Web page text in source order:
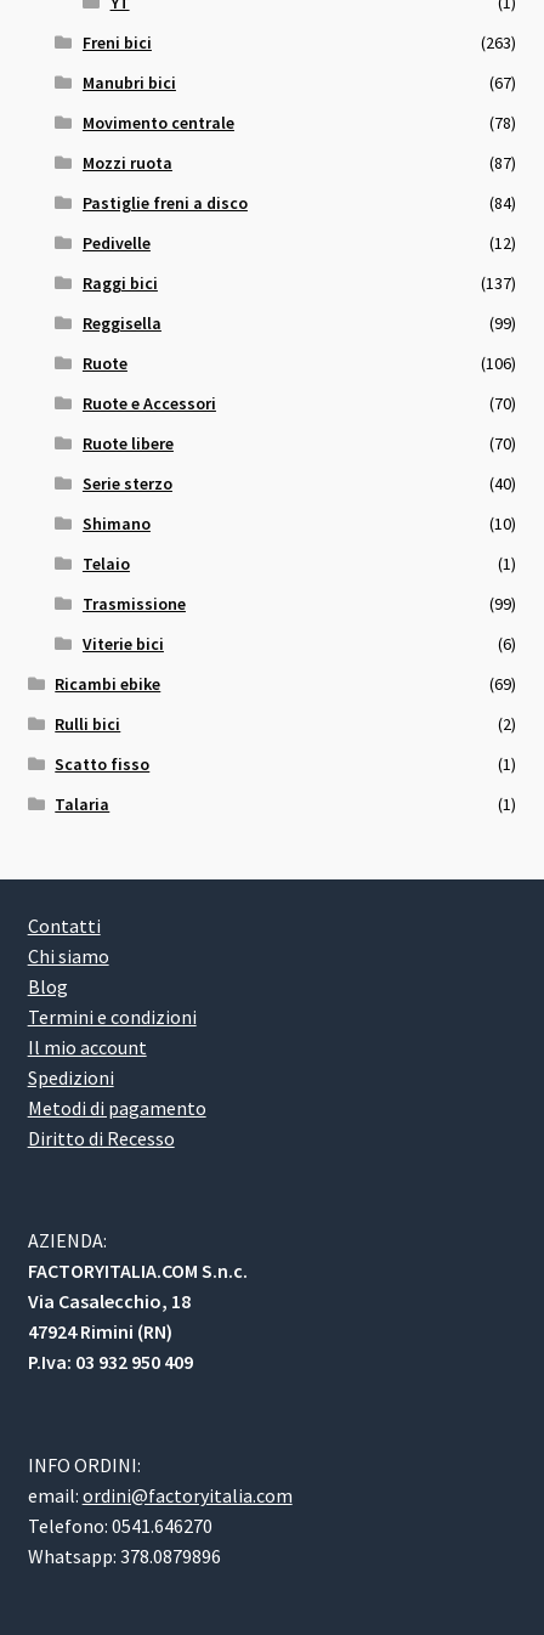
Freni bici
(263)
Manubri bici
(67)
Movimento centrale
(78)
Mozzi ruota
(87)
Pastiglie freni a disco
(84)
Pedivelle
(12)
Raggi bici
(137)
Reggisella
(99)
Ruote
(106)
Ruote e Accessori
(70)
Ruote libere
(70)
Serie sterzo
(40)
Shimano
(10)
Telaio
(1)
Trasmissione
(99)
Viterie bici
(6)
Ricambi ebike
(69)
Rulli bici
(2)
Scatto fisso
(1)
Talaria
(1)
Contatti
Chi siamo
Blog
Termini e condizioni
Il mio account
Spedizioni
Metodi di pagamento
Diritto di Recesso
AZIENDA:
FACTORYITALIA.COM S.n.c.
Via Casalecchio, 18
47924 Rimini (RN)
P.Iva: 03 932 950 409
INFO ORDINI:
email: ordini@factoryitalia.com
Telefono: 0541.646270
Whatsapp: 378.0879896